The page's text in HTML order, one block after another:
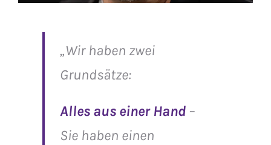
„Wir haben zwei
Grundsätze:
Alles aus einer Hand–
Sie haben einen